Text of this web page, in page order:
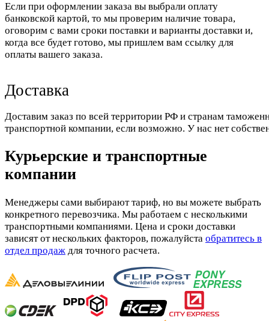
Если при оформлении заказа вы выбрали оплату
банковской картой, то мы проверим наличие товара,
оговорим с вами сроки поставки и варианты доставки и,
когда все будет готово, мы пришлем вам ссылку для
оплаты вашего заказа.
Доставка
Доставим заказ по всей территории РФ и странам
транспортной компании, если возможно. У нас нет
Курьерские и транспортные
компании
Менеджеры сами выбирают тариф, но вы можете выбрать
конкретного перевозчика. Мы работаем с несколькими
транспортными компаниями. Цена и сроки доставки
зависят от нескольких факторов, пожалуйста обратитесь в
отдел продаж для точного расчета.